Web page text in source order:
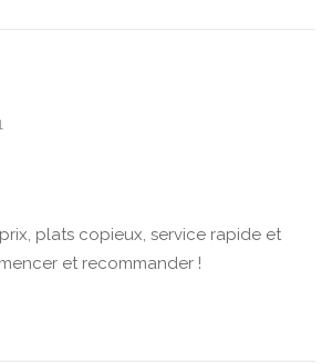
plats copieux, service rapide et
et recommander !